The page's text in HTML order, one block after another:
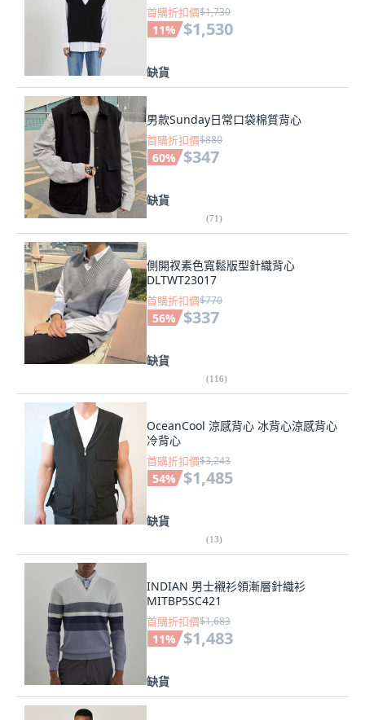
首購折扣價$1,730
11% $1,530
缺貨
男款Sunday日常口袋棉質背心
首購折扣價$880
60% $347
缺貨
(71)
側開衩素色寬鬆版型針織背心
DLTWT23017
首購折扣價$770
56% $337
缺貨
(116)
OceanCool 涼感背心 冰背心涼感背心
冷背心
首購折扣價$3,243
54% $1,485
缺貨
(13)
INDIAN 男士襯衫領漸層針織衫
MITBP5SC421
首購折扣價$1,683
11% $1,483
缺貨